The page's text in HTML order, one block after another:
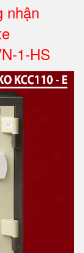
1-HS